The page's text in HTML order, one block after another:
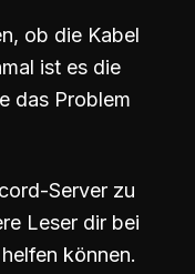
ob die Kabel
ist es die
das Problem
Server zu
Leser dir bei
können.